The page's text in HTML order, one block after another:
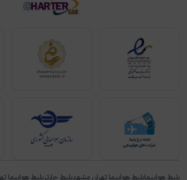
بلیط هواپیمابلیط هواپیما تهران مشهدبلیط چارتربلیط هواپیما